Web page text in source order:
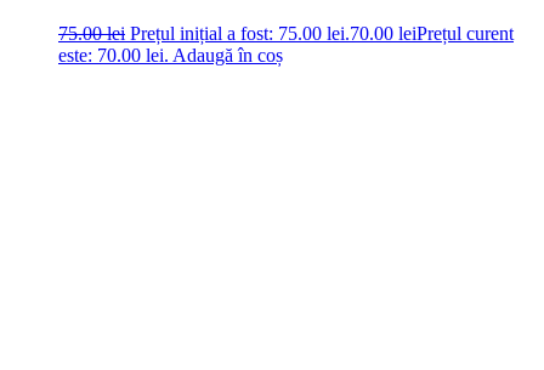
75.00lei Prețul inițial a fost: 75.00 lei.70.00 leiPrețul curent
este: 70.00 lei. Adaugă în coș